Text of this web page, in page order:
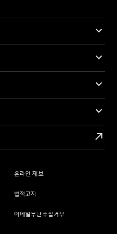
온라인 제보
법적고지
이메일무단수집거부